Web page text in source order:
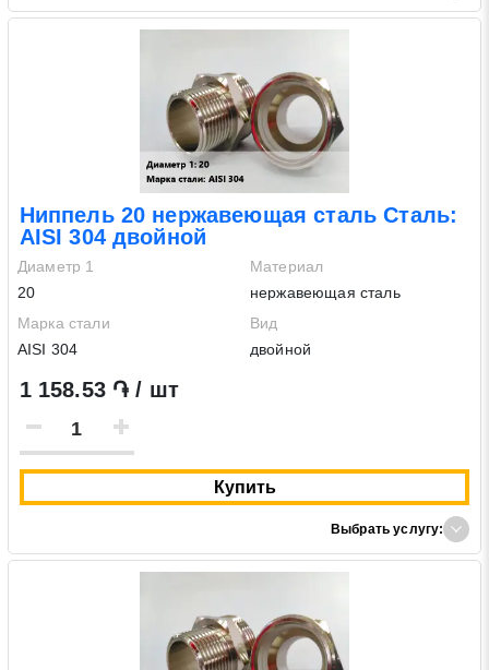
Ниппель 20 нержавеющая сталь Сталь:
AISI 304 двойной
Диаметр 1
20
Материал
нержавеющая сталь
Марка стали
AISI 304
Вид
двойной
1 158.53 ֏ / шт
Купить
Выбрать услугу: